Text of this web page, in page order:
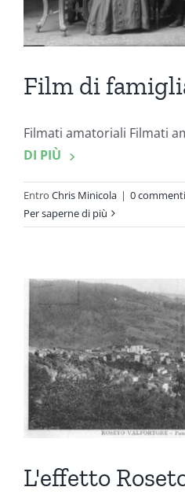
Film di
Filmati amatoriali Filmati
DI PIÙ
Entro Chris Minicola | 0 commenti
Per saperne di più
L'effetto